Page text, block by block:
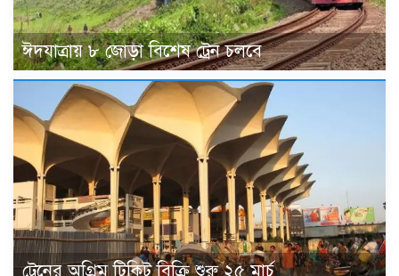
ঈদযাত্রায় ৮ জোড়া বিশেষ ট্রেন চলবে
ট্রেনের অগ্রিম টিকিট বিক্রি শুরু ২৫ মার্চ